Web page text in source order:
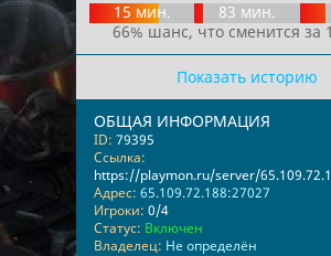
15 мин. 83 мин.
66% шанс, что сменится за
Показать историю
ОБЩАЯ ИНФОРМАЦИЯ
ID: 79395
Ссылка:
https://playmon.ru/server/
Адрес: 65.109.72.188:27027
Игроки: 0/4
Статус: Включен
Владелец: Не определён